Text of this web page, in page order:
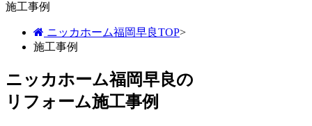
施工事例
ニッカホーム福岡早良TOP>
施工事例
ニッカホーム福岡早良の
リフォーム施工事例